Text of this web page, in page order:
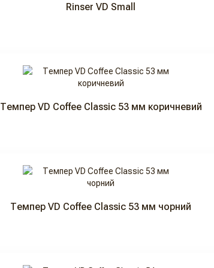
Rinser VD Small
Темпер VD Coffee Classic 53 мм коричневий
Темпер VD Coffee Classic 53 мм чорний